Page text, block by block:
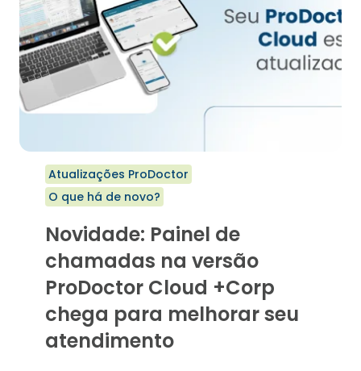
MAIS
FÁCIL
DO
QUE
NUNCA
Atualizações ProDoctor
O que há de novo?
Novidade: Painel de
chamadas na versão
ProDoctor Cloud +Corp
chega para melhorar seu
atendimento